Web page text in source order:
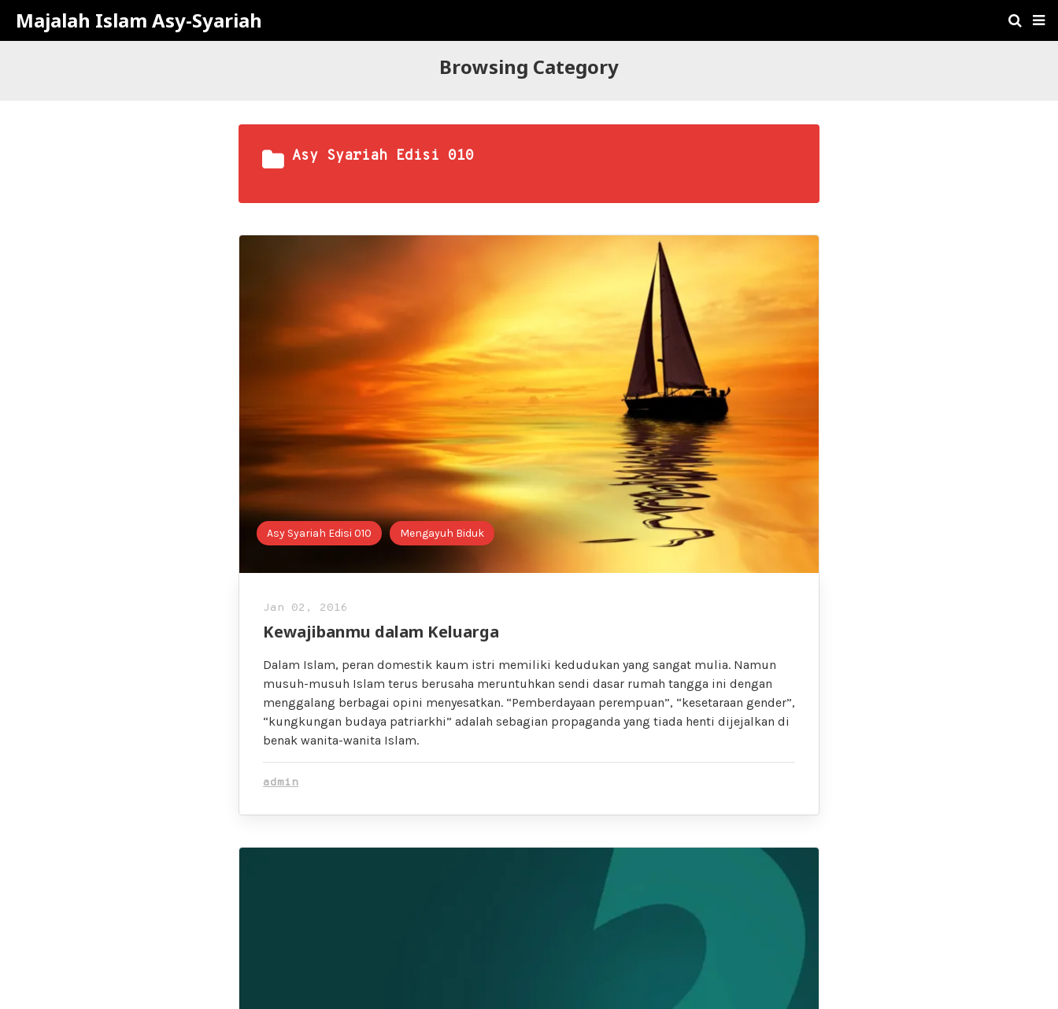
Majalah Islam Asy-Syariah
Browsing Category
Asy Syariah Edisi 010
Asy Syariah Edisi 010 Mengayuh Biduk
Jan 02, 2016
Kewajibanmu dalam Keluarga
Dalam Islam, peran domestik kaum istri memiliki kedudukan yang sangat mulia. Namun
musuh-musuh Islam terus berusaha meruntuhkan sendi dasar rumah tangga ini dengan
menggalang berbagai opini menyesatkan. “Pemberdayaan perempuan”, “kesetaraan gender”,
“kungkungan budaya patriarkhi” adalah sebagian propaganda yang tiada henti dijejalkan di
benak wanita-wanita Islam.
admin